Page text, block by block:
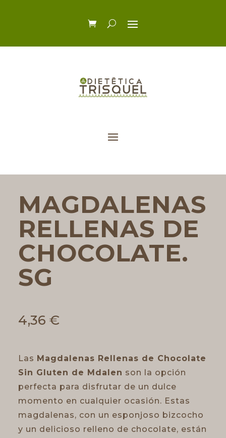
MAGDALENAS
RELLENAS DE
CHOCOLATE.
SG
4,36 €
Las Magdalenas Rellenas de Chocolate
Sin Gluten de Mdalen son la opción
perfecta para disfrutar de un dulce
momento en cualquier ocasión. Estas
magdalenas, con un esponjoso bizcocho
y un delicioso relleno de chocolate, están